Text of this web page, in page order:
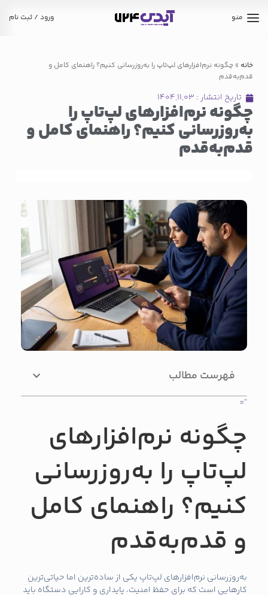
منو ورود / ثبت نام
خانه » چگونه نرم‌افزارهای لپ‌تاپ را به‌روزرسانی کنیم؟ راهنمای کامل و
قدم‌به‌قدم
تاریخ انتشار : ۱۴۰۴,۱۱,۰۳
چگونه نرم‌افزارهای لپ‌تاپ را
به‌روزرسانی کنیم؟ راهنمای کامل و
قدم‌به‌قدم
فهرست مطالب
“=
چگونه نرم‌افزارهای
لپ‌تاپ را به‌روزرسانی
کنیم؟ راهنمای کامل
و قدم‌به‌قدم
به‌روزرسانی نرم‌افزارهای لپ‌تاپ یکی از ساده‌ترین اما حیاتی‌ترین
کارهایی است که برای حفظ امنیت، پایداری و کارایی دستگاه باید